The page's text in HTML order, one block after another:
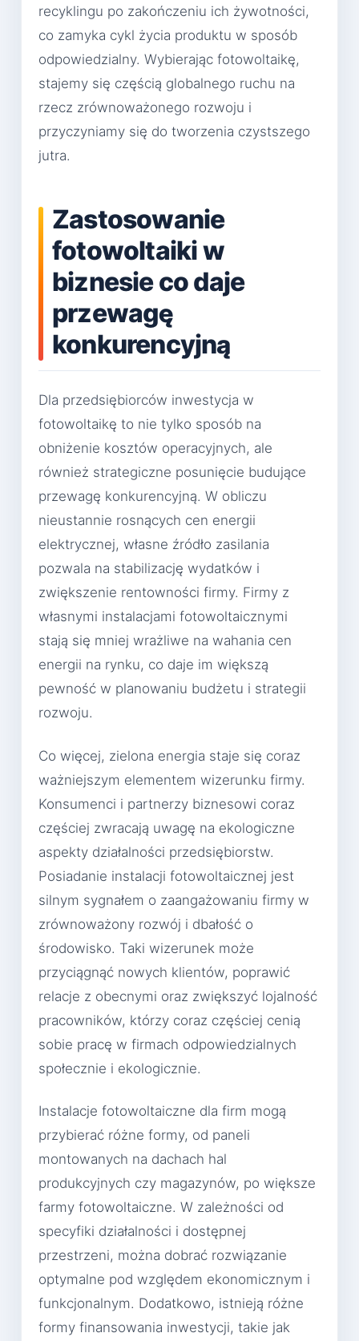
recyklingu po zakończeniu ich żywotności,
co zamyka cykl życia produktu w sposób
odpowiedzialny. Wybierając fotowoltaikę,
stajemy się częścią globalnego ruchu na
rzecz zrównoważonego rozwoju i
przyczyniamy się do tworzenia czystszego
jutra.
Zastosowanie
fotowoltaiki w
biznesie co daje
przewagę
konkurencyjną
Dla przedsiębiorców inwestycja w
fotowoltaikę to nie tylko sposób na
obniżenie kosztów operacyjnych, ale
również strategiczne posunięcie budujące
przewagę konkurencyjną. W obliczu
nieustannie rosnących cen energii
elektrycznej, własne źródło zasilania
pozwala na stabilizację wydatków i
zwiększenie rentowności firmy. Firmy z
własnymi instalacjami fotowoltaicznymi
stają się mniej wrażliwe na wahania cen
energii na rynku, co daje im większą
pewność w planowaniu budżetu i strategii
rozwoju.
Co więcej, zielona energia staje się coraz
ważniejszym elementem wizerunku firmy.
Konsumenci i partnerzy biznesowi coraz
częściej zwracają uwagę na ekologiczne
aspekty działalności przedsiębiorstw.
Posiadanie instalacji fotowoltaicznej jest
silnym sygnałem o zaangażowaniu firmy w
zrównoważony rozwój i dbałość o
środowisko. Taki wizerunek może
przyciągnąć nowych klientów, poprawić
relacje z obecnymi oraz zwiększyć lojalność
pracowników, którzy coraz częściej cenią
sobie pracę w firmach odpowiedzialnych
społecznie i ekologicznie.
Instalacje fotowoltaiczne dla firm mogą
przybierać różne formy, od paneli
montowanych na dachach hal
produkcyjnych czy magazynów, po większe
farmy fotowoltaiczne. W zależności od
specyfiki działalności i dostępnej
przestrzeni, można dobrać rozwiązanie
optymalne pod względem ekonomicznym i
funkcjonalnym. Dodatkowo, istnieją różne
formy finansowania inwestycji, takie jak